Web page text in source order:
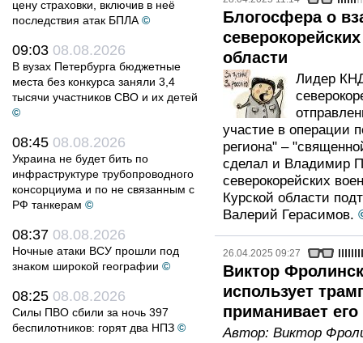
цену страховки, включив в неё
последствия атак БПЛА ©
09:03 08.08.2026
В вузах Петербурга бюджетные
места без конкурса заняли 3,4
тысячи участников СВО и их детей
©
08:45 08.08.2026
Украина не будет бить по
инфраструктуре трубопроводного
консорциума и по не связанным с
РФ танкерам ©
08:37 08.08.2026
Ночные атаки ВСУ прошли под
знаком широкой географии ©
08:25 08.08.2026
Силы ПВО сбили за ночь 397
беспилотников: горят два НПЗ ©
Блогосфера о
области
Лидер
участие в операции
региона" –
сделал и Владимир
северокорейских
Курской области
Валерий Герасимов.
26.04.2025 09:27
Виктор
использует
приманивает
Автор: Виктор